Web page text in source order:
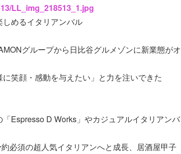
LL_img_218513_1.jpg
めるイタリアンバル
グループから日比谷グルメゾンに新業態がオ
笑顔・感動を与えたい」と力を注いできた
Espresso D Works」やカジュアルイタリアンバ
必須の超人気イタリアンへと成長、居酒屋甲子